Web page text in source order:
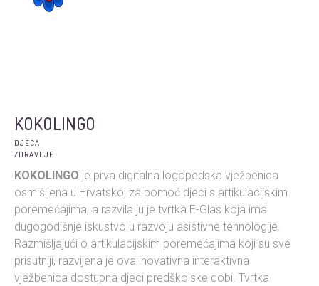
KOKOLINGO
DJECA
ZDRAVLJE
KOKOLINGO je prva digitalna logopedska vježbenica
osmišljena u Hrvatskoj za pomoć djeci s artikulacijskim
poremećajima, a razvila ju je tvrtka E-Glas koja ima
dugogodišnje iskustvo u razvoju asistivne tehnologije.
Razmišljajući o artikulacijskim poremećajima koji su sve
prisutniji, razvijena je ova inovativna interaktivna
vježbenica dostupna djeci predškolske dobi. Tvrtka